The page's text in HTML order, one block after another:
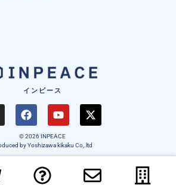
インピース
F
a
c
e
b
o
Y
o
u
t
u
b
X
-
t
i
t
t
e
© 2026 INPEACE
by Yoshizawa kikaku Co,.ltd